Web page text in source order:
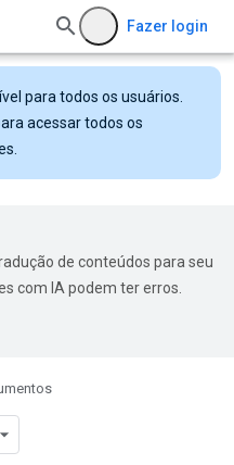
Fazer login
para todos os usuários.
acessar todos os
de conteúdos para seu
com IA podem ter erros.